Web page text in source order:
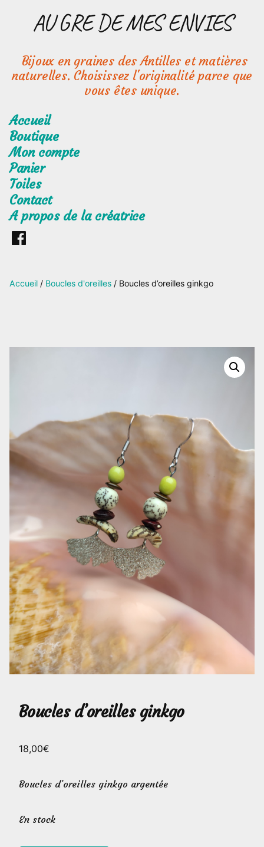
AU GRE DE MES ENVIES
Bijoux en graines des Antilles et matières
naturelles. Choisissez l'originalité parce que
vous êtes unique.
Accueil
Boutique
Mon compte
Panier
Toiles
Contact
A propos de la créatrice
Retrouvez
Facebook
Accueil / Boucles d'oreilles / Boucles d’oreilles ginkgo
Boucles d’oreilles ginkgo
18,00€
Boucles d’oreilles ginkgo argentée
En stock